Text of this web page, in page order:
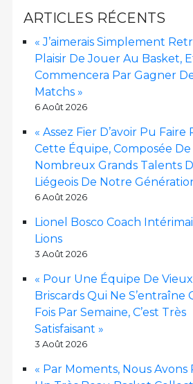
ARTICLES RÉCENTS
« J’aimerais Simplement
Plaisir De Jouer Au Basket,
Commencera Par Gagner
Matchs »
6 Août 2026
« Assez Fier D’avoir Pu Faire
Cette Équipe, Composée De
Nombreux Grands Talents
Liégeois De Notre
6 Août 2026
Lionel Bosco Coach
Lions
3 Août 2026
« Pour Une Équipe De Vieux
Briscards Qui Ne S’entraîne
Fois Par Semaine, C’est Très
Satisfaisant »
3 Août 2026
« Par Moments, Nous Avons